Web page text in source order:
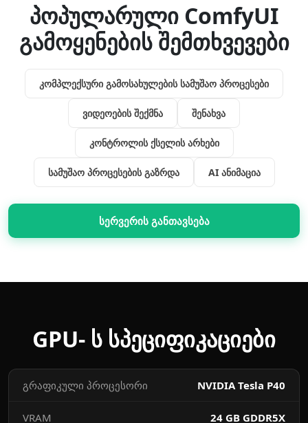
პოპულარული ComfyUI
გამოყენების შემთხვევები
კომპლექსური გამოსახულების სამუშაო პროცესები
ვიდეოების შექმნა შენახვა
კონტროლის ქსელის არხები
სამუშაო პროცესების გაზრდა AI ანიმაცია
სერვერის განთავსება
GPU- ს სპეციფიკაციები
გრაფიკული პროცესორი NVIDIA Tesla P40
VRAM 24 GB GDDR5X